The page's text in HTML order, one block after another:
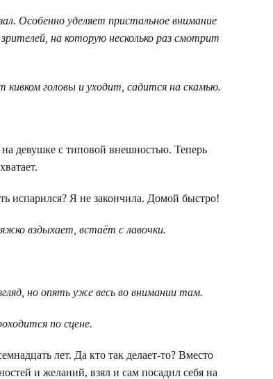
Особенно уделяет пристальное внимание
на которую несколько раз смотрит
головы и уходит, садится на скамью.
девушке с типовой внешностью. Теперь
испарился? Я не закончила. Домой быстро!
вздыхает, встаёт с лавочки.
но опять уже весь во внимании там.
по сцене.
лет. Да кто так делает-то? Вместо
и желаний, взял и сам посадил себя на